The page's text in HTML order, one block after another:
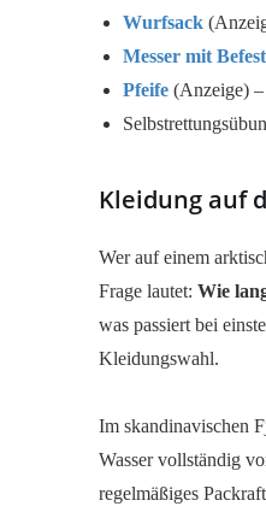
Wurfsack
Messer mit
Pfeife (Anzeige)
Kleidung auf
Wer auf einem
Frage lautet: Wie
was passiert bei
Kleidungswahl.
Im skandinavischen
Wasser vollständig
regelmäßiges